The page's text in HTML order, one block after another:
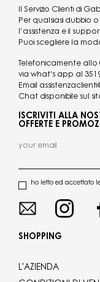
Il Servizio Clienti di
Per qualsiasi dubbio
l’assistenza e il
Puoi scegliere la
Telefonicamente allo
via what's app al
Email
Chat disponibile sul
ISCRIVITI ALLA
OFFERTE E
ho letto ed accettato
SHOPPING
L'AZIENDA